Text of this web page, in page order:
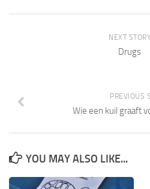
NEXT STORY
Drugs
PREVIOUS
Wie een kuil graaft
YOU MAY ALSO LIKE...